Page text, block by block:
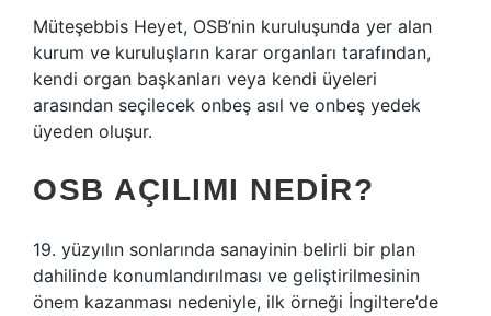
Müteşebbis Heyet, OSB’nin kuruluşunda yer alan
kurum ve kuruluşların karar organları tarafından,
kendi organ başkanları veya kendi üyeleri
arasından seçilecek onbeş asıl ve onbeş yedek
üyeden oluşur.
OSB AÇILIMI NEDIR?
19. yüzyılın sonlarında sanayinin belirli bir plan
dahilinde konumlandırılması ve geliştirilmesinin
önem kazanması nedeniyle, ilk örneği İngiltere’de